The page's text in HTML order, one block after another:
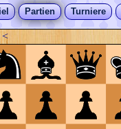
Partien Turniere
<